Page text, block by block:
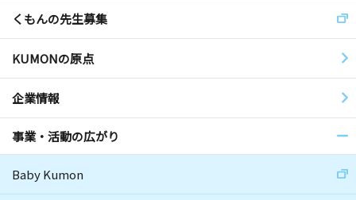
くもんの先生募集
KUMONの原点
企業情報
事業・活動の広がり
Baby Kumon